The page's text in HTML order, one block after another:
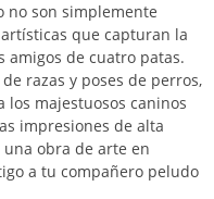
no son simplemente
que capturan la
amigos de cuatro patas.
razas y poses de perros,
los majestuosos caninos
impresiones de alta
obra de arte en
a tu compañero peludo